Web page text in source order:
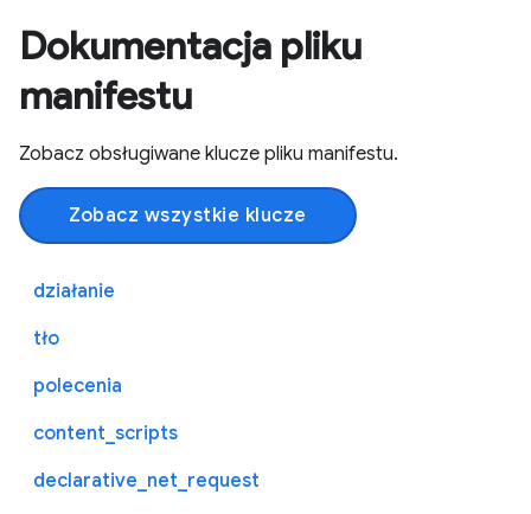
Dokumentacja pliku
manifestu
Zobacz obsługiwane klucze pliku manifestu.
Zobacz wszystkie klucze
działanie
tło
polecenia
content_scripts
declarative_net_request